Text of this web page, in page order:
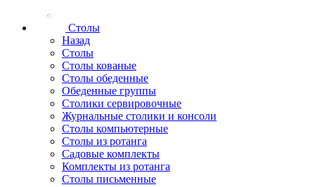
Столы
Назад
Столы
Столы кованые
Столы обеденные
Обеденные группы
Столики сервировочные
Журнальные столики и консоли
Столы компьютерные
Столы из ротанга
Садовые комплекты
Комплекты из ротанга
Столы письменные